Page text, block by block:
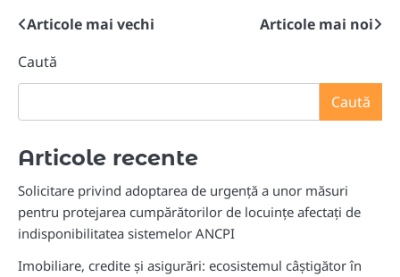
Navigare
în
articole
Articole mai vechi
Articole mai noi
Caută
Caută
Articole recente
Solicitare privind adoptarea de urgență a unor măsuri
pentru protejarea cumpărătorilor de locuințe afectați de
indisponibilitatea sistemelor ANCPI
Imobiliare, credite și asigurări: ecosistemul câștigător în